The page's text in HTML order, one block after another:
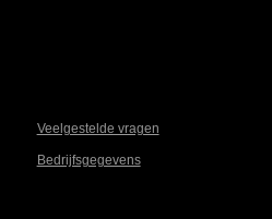
Veelgestelde vragen
Bedrijfsgegevens